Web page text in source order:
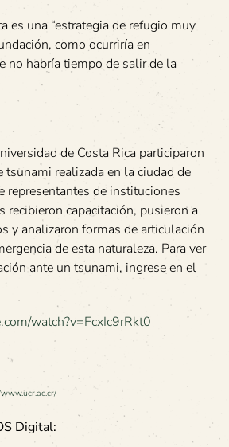
es una “estrategia de refugio muy
como ocurriría en
no habría tiempo de salir de la
de Costa Rica participaron
realizada en la ciudad de
representantes de instituciones
recibieron capacitación, pusieron a
y analizaron formas de articulación
de esta naturaleza. Para ver
ante un tsunami, ingrese en el
watch?v=FcxIc9rRkt0
Digital: